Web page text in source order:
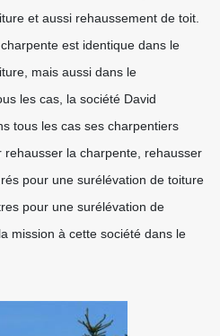
et aussi rehaussement de toit.
est identique dans le
mais aussi dans le
les cas, la société David
tous les cas ses charpentiers
rehausser la charpente, rehausser
pour une surélévation de toiture
pour une surélévation de
mission à cette société dans le